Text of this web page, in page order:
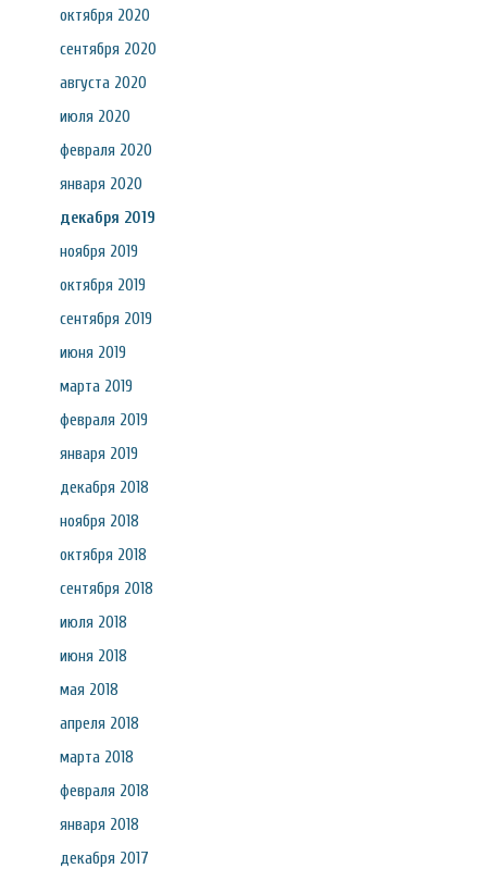
октября 2020
сентября 2020
августа 2020
июля 2020
февраля 2020
января 2020
декабря 2019
ноября 2019
октября 2019
сентября 2019
июня 2019
марта 2019
февраля 2019
января 2019
декабря 2018
ноября 2018
октября 2018
сентября 2018
июля 2018
июня 2018
мая 2018
апреля 2018
марта 2018
февраля 2018
января 2018
декабря 2017